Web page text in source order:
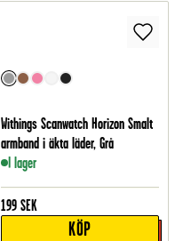
Withings Scanwatch Horizon Smalt
armband i äkta läder, Grå
I lager
199 SEK
KÖP